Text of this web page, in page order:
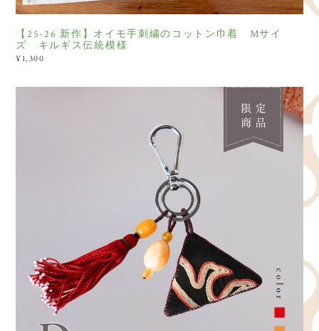
【25-26 新作】オイモ手刺繍のコットン巾着 Mサイ
ズ キルギス伝統模様
¥1,300